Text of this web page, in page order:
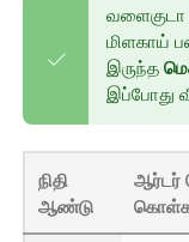
வளைகுடா
மிளகாய்
இருந்த
இப்போது
நிதி
ஆண்டு
ஆர்டர்